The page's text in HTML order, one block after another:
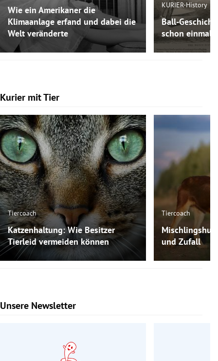
Wie ein Amerikaner die
Klimaanlage erfand und dabei die
Welt veränderte
KURIER-History
Ball-
schon einmal
Kurier mit Tier
Slide 1 von 7
Tiercoach
Katzenhaltung: Wie Besitzer
Tierleid vermeiden können
Tiercoach
und Zufall
Unsere Newsletter
Slide 1 von 9